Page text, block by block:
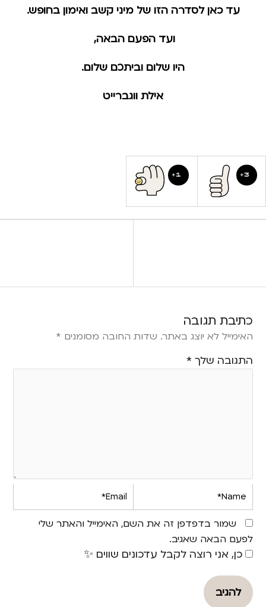
עד כאן לסדרה הזו של מיני קשב ואימון בחופש.
ועד הפעם הבאה,
היו שלום וביתכם שלום.
אילת ווגברייט
3
1
כתיבת תגובה
האימייל לא יוצג באתר. שדות החובה מסומנים *
התגובה שלך *
Name*
Email*
שמור בדפדפן זה את השם, האימייל והאתר שלי
לפעם הבאה שאגיב.
כן, אני רוצה לקבל עדכונים שווים ✨